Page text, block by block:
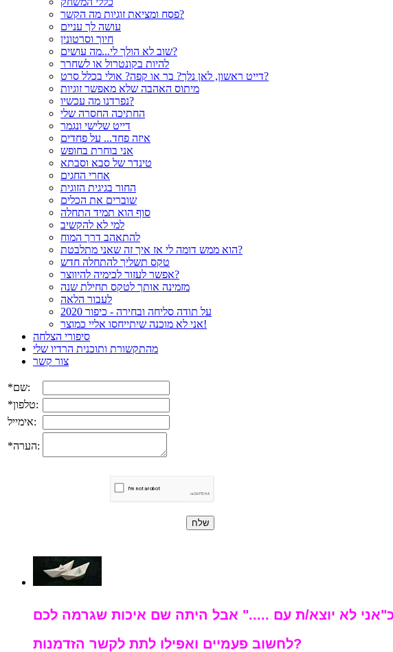
פסח ומציאת זוגיות מה הקשר?
עושה לך עניים
חיוך וסרטונין
שוב לא הולך לי...מה עושים?
להיות בקונטרול או לשחרר
דייט ראשון, לאן נלך? בר או קפה? אולי בכלל סרט?
מיתוס האהבה שלא מאפשר זוגיות
נפרדנו מה עכשיו?
החתיכה החסרה שלי
דייט שלישי ונגמר
איזה פחד... על פחדים
אני בוחרת בחופש
טינדר של סבא וסבתא
אחרי החגים
החור בגיגית הזוגית
שוברים את הכלים
סוף הוא תמיד התחלה
למי לא להקשיב
להתאהב דרך המוח
הוא ממש דומה לי אז איך זה שאני מתלבטת?
טקס תשליך להתחלה חדש
אפשר לעזור לכימיה להיווצר?
מזמינה אותך לטקס תחילת שנה
לעבור הלאה
על תודה סליחה ובחירה - כיפור 2020
אני לא מוכנה שיתייחסו אליי כמוצר!
סיפורי הצלחה
מהתקשורת ותוכנית הרדיו שלי
צור קשר
*שם:
*טלפון:
אימייל:
*הערה:
לא יוצא/ת עם ....." אבל היתה שם איכות שגרמה לכם
לחשוב פעמיים ואפילו לתת לקשר הזדמנות?